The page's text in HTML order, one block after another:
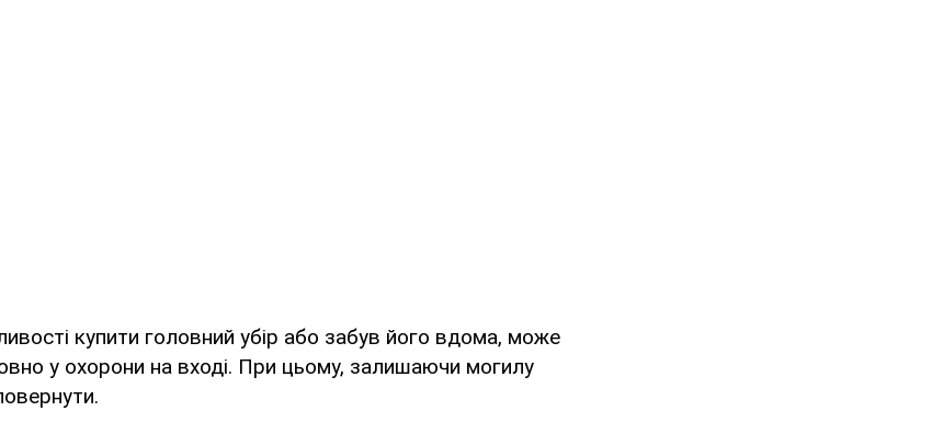
купити головний убір або забув його вдома, може
у охорони на вході. При цьому, залишаючи могилу